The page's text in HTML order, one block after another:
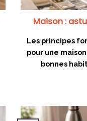
Maison :
Les principes
pour une
bonnes